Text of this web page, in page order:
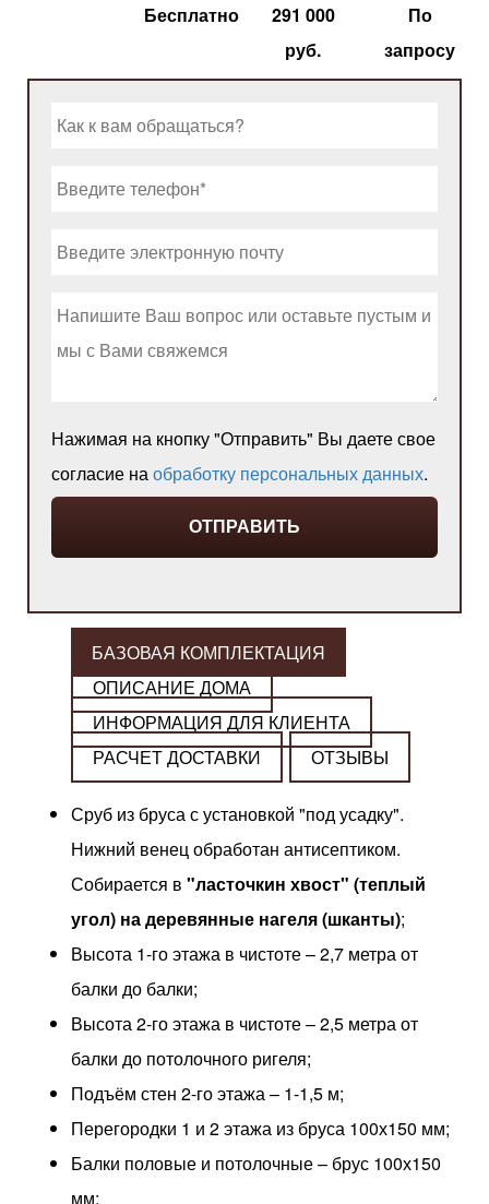
Бесплатно
291 000
руб.
По
запросу
Нажимая на кнопку "Отправить" Вы даете свое
согласие на обработку персональных данных.
БАЗОВАЯ КОМПЛЕКТАЦИЯ
ОПИСАНИЕ ДОМА
ИНФОРМАЦИЯ ДЛЯ КЛИЕНТА
РАСЧЕТ ДОСТАВКИ
ОТЗЫВЫ
Сруб из бруса с установкой "под усадку".
Нижний венец обработан антисептиком.
Собирается в "ласточкин хвост" (теплый
угол) на деревянные нагеля (шканты);
Высота 1-го этажа в чистоте – 2,7 метра от
балки до балки;
Высота 2-го этажа в чистоте – 2,5 метра от
балки до потолочного ригеля;
Подъём стен 2-го этажа – 1-1,5 м;
Перегородки 1 и 2 этажа из бруса 100х150 мм;
Балки половые и потолочные – брус 100х150
мм;